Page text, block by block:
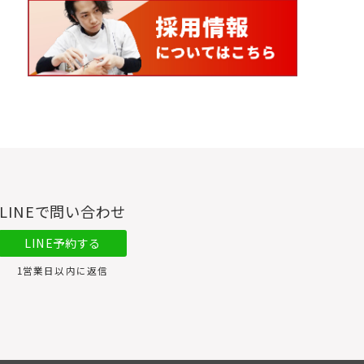
LINEで問い合わせ
LINE予約する
1営業日以内に返信